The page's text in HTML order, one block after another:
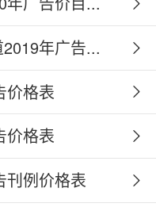
年广告...
价格表
价格表
刊例价格表